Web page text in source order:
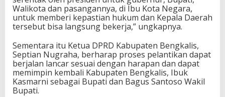
Walikota dan pasangannya, di Ibu Kota Negara,
untuk memberi kepastian hukum dan Kepala Daerah
tersebut bisa langsung bekerja,” ungkapnya.
Sementara itu Ketua DPRD Kabupaten Bengkalis,
Septian Nugraha, berharap proses pelantikan dapat
berjalan lancar sesuai dengan harapan dan dapat
memimpin kembali Kabupaten Bengkalis, Ibuk
Kasmarni sebagai Bupati dan Bagus Santoso Wakil
Bupati.